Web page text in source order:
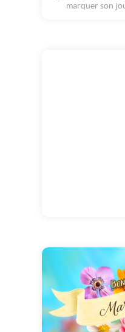
marquer son